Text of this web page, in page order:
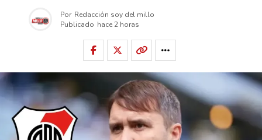
Por Redacción soy del millo
Publicado hace 2 horas